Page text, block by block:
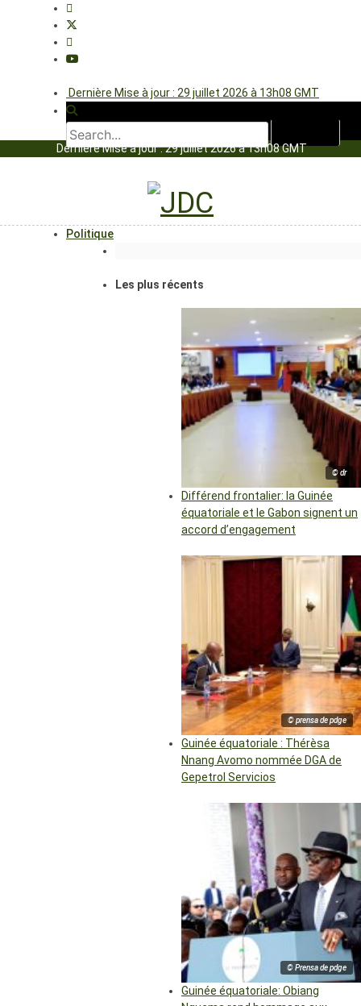
Dernière Mise à jour : 29 juillet 2026 à 13h08 GMT
Dernière Mise à jour : 29 juillet 2026 à 13h08 GMT
Politique
Les plus récents
© dr
Différend frontalier: la Guinée
équatoriale et le Gabon signent un
accord d’engagement
© prensa de pdge
Guinée équatoriale : Thérèsa
Nnang Avomo nommée DGA de
Gepetrol Servicios
© Prensa de pdge
Guinée équatoriale: Obiang